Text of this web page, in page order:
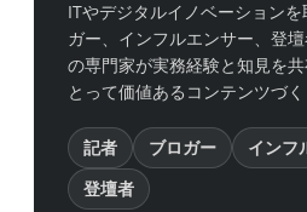
ITやデジタルイノベーション
ガー、インフルエンサー、登
の専門家が実務経験と知見を
とって価値あるコンテンツづく
記者 ブロガー
インフ
登壇者